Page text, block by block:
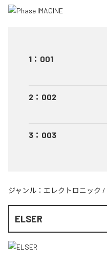
1 ： 001
2 ： 002
3 ： 003
ジャンル： エレクトロニック /
ELSER